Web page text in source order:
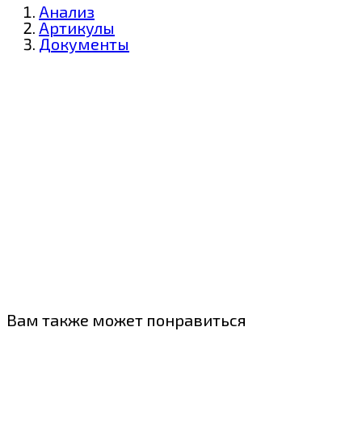
Анализ
Артикулы
Документы
Вам также может понравиться